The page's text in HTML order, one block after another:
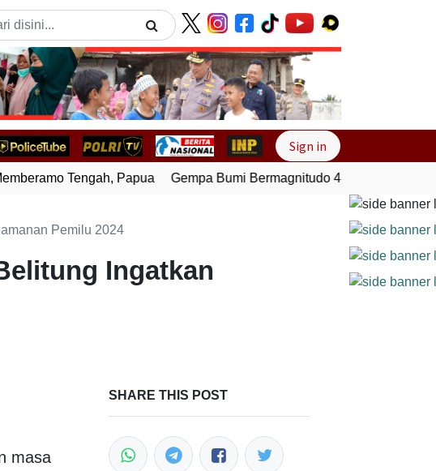
Next
Sign in
Tengah, Papua Gempa Bumi Bermagnitudo 4,0 Guncang
Pemilu 2024
Ingatkan
masa
SHARE THIS POST